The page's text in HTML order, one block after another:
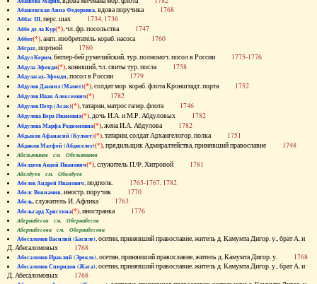
Абашевская Анна Федоровна, вдова поручика 1768
Аббас III, перс. шах 1734, 1736
Аббе де ла Кур(*), чл. фр. посольства 1747
Аббот(*), англ. изобретатель кораб. насоса 1760
Абграт, портной 1780
Абдул Керим, беглер-бей румелийский, тур. полномоч. посол в России 1775-1776
Абдула Эфенди(*), конюший, чл. свиты тур. посла 1758
Абдуласах-Эфенди, посол в России 1779
Абдулов Даниил (Мамет)(*), солдат мор. кораб. флота Кронштадт. порта 1752
Абдулов Иван Алексеевич(*) 1782
Абдулов Петр (Асак)(*), татарин, матрос галер. флота 1746
Абдулова Вера Ивановна(*), дочь И.А. и М.Р. Абдуловых 1782
Абдулова Марфа Родионовна(*), жена И.А. Абдулова 1782
Абдыков Афанасий (Кулмет)(*), татарин, солдат Архангелогор. полка 1751
Абдяков Матфей (Абдяселет)(*), прядильщик Адмиралтейства, принявший православие 1748
Абезьянинов см. Обезьянинов
Абелдеев Авдей Иванович(*), служитель П.Ф. Хитровой 1781
Абелдуев см. Оболдуев
Абелов Андрей Иванович, подполк. 1765-1767, 1782
Абелс Вениамин, иностр. поручик 1770
Абель, служитель И. Афлика 1763
Абельгард Христина(*), иностранка 1776
Абернибесов см. Обернибесов
Абернибесова см. Обернибесова
Абесаломов Василий (Басиле), осетин, принявший православие, житель д. Камумта Дигор. у., брат А. и
Д. Абесаломовых 1768
Абесаломов Ираклий (Эрекле), осетин, принявший православие, житель д. Камумта Дигор. у. 1768
Абесаломов Спиридон (Жага), осетин, принявший православие, житель д. Камумта Дигор. у., брат А. и
Д. Абесаломовых 1768